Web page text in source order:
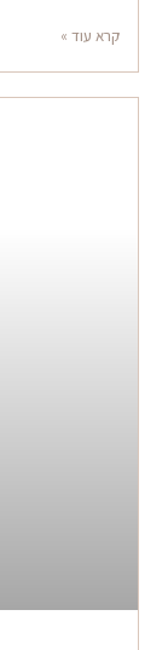
קרא עוד »